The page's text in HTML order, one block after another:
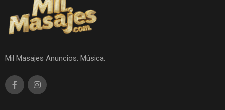
Mil Masajes Anuncios. Música.